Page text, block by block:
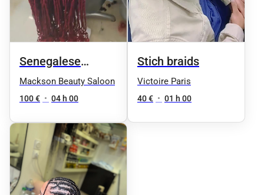
Senegalese
Twists (Taille
Moyenne /
Mackson Beauty Saloon
100 € • 04 h 00
Stich braids
Victoire Paris
40 € • 01 h 00